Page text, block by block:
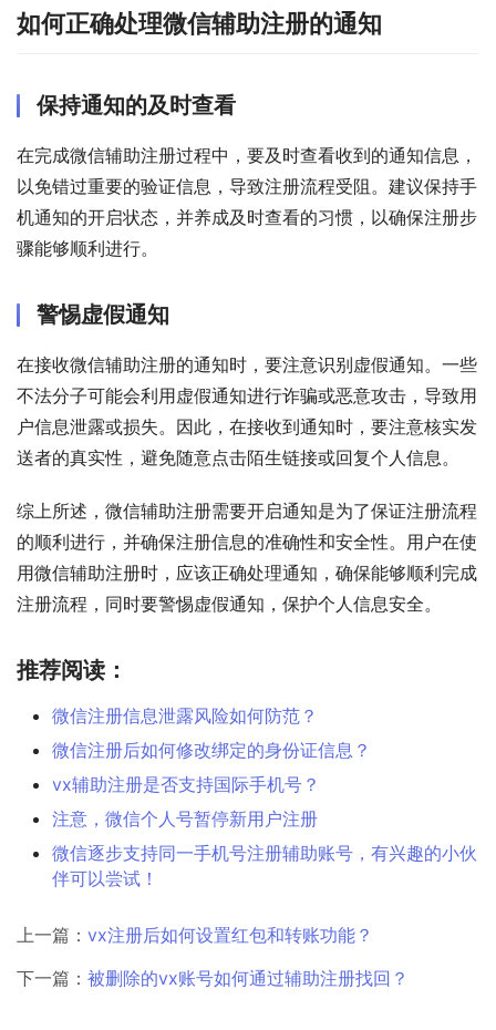
如何正确处理微信辅助注册的通知
保持通知的及时查看
在完成微信辅助注册过程中，要及时查看收到的通知信息，
以免错过重要的验证信息，导致注册流程受阻。建议保持手
机通知的开启状态，并养成及时查看的习惯，以确保注册步
骤能够顺利进行。
警惕虚假通知
在接收微信辅助注册的通知时，要注意识别虚假通知。一些
不法分子可能会利用虚假通知进行诈骗或恶意攻击，导致用
户信息泄露或损失。因此，在接收到通知时，要注意核实发
送者的真实性，避免随意点击陌生链接或回复个人信息。
综上所述，微信辅助注册需要开启通知是为了保证注册流程
的顺利进行，并确保注册信息的准确性和安全性。用户在使
用微信辅助注册时，应该正确处理通知，确保能够顺利完成
注册流程，同时要警惕虚假通知，保护个人信息安全。
推荐阅读：
微信注册信息泄露风险如何防范？
微信注册后如何修改绑定的身份证信息？
vx辅助注册是否支持国际手机号？
注意，微信个人号暂停新用户注册
微信逐步支持同一手机号注册辅助账号，有兴趣的小伙
伴可以尝试！
上一篇： vx注册后如何设置红包和转账功能？
下一篇： 被删除的vx账号如何通过辅助注册找回？